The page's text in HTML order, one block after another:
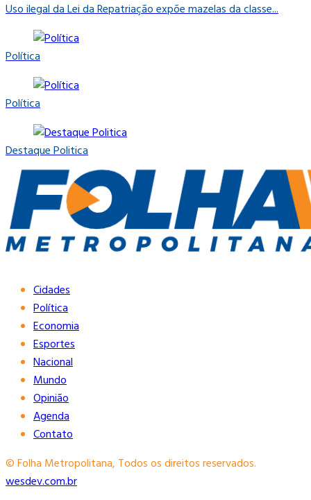
Uso ilegal da Lei da Repatriação expõe mazelas da classe...
Política
Política
Destaque Politica
Cidades
Política
Economia
Esportes
Nacional
Mundo
Opinião
Agenda
Contato
© Folha Metropolitana, Todos os direitos reservados.
wesdev.com.br